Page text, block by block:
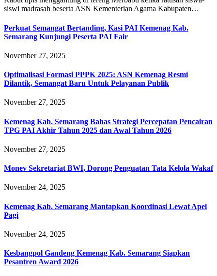
siswi madrasah beserta ASN Kementerian Agama Kabupaten…
Perkuat Semangat Bertanding, Kasi PAI Kemenag Kab.
Semarang Kunjungi Peserta PAI Fair
November 27, 2025
Optimalisasi Formasi PPPK 2025: ASN Kemenag Resmi
Dilantik, Semangat Baru Untuk Pelayanan Publik
November 27, 2025
Kemenag Kab. Semarang Bahas Strategi Percepatan Pencairan
TPG PAI Akhir Tahun 2025 dan Awal Tahun 2026
November 27, 2025
Monev Sekretariat BWI, Dorong Penguatan Tata Kelola Wakaf
November 24, 2025
Kemenag Kab. Semarang Mantapkan Koordinasi Lewat Apel
Pagi
November 24, 2025
Kesbangpol Gandeng Kemenag Kab. Semarang Siapkan
Pesantren Award 2026